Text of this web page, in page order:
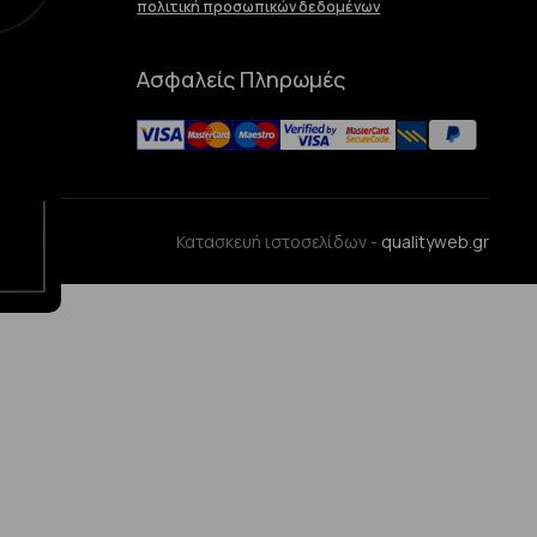
πολιτική προσωπικών δεδομένων
Ασφαλείς Πληρωμές
Κατασκευή ιστοσελίδων - qualityweb.gr